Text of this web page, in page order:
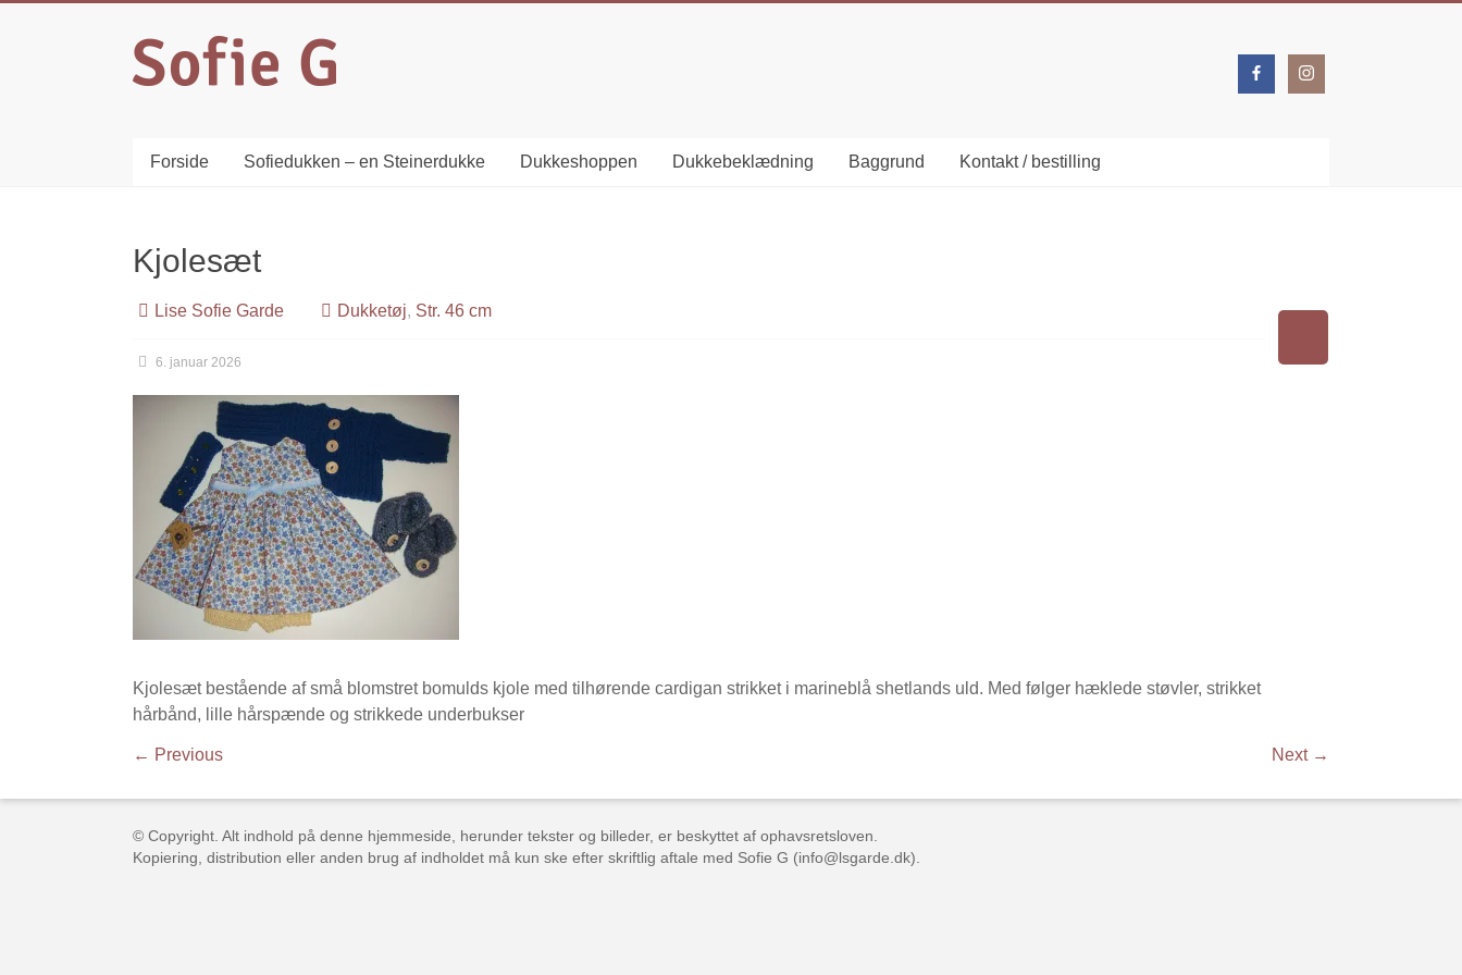
Forside Sofiedukken – en Steinerdukke Dukkeshoppen Dukkebeklædning Baggrund Kontakt / bestilling
Kjolesæt
Lise Sofie Garde Dukketøj, Str. 46 cm
6. januar 2026
Kjolesæt bestående af små blomstret bomulds kjole med tilhørende cardigan strikket i marineblå shetlands uld. Med følger hæklede støvler, strikket
hårbånd, lille hårspænde og strikkede underbukser
← Previous Next →
© Copyright. Alt indhold på denne hjemmeside, herunder tekster og billeder, er beskyttet af ophavsretsloven.
Kopiering, distribution eller anden brug af indholdet må kun ske efter skriftlig aftale med Sofie G (info@lsgarde.dk).